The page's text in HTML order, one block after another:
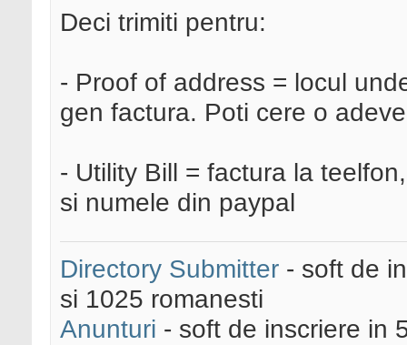
Deci trimiti pentru:
- Proof of address = locul
gen factura. Poti cere o
- Utility Bill = factura la
si numele din paypal
Directory Submitter - soft de
si 1025 romanesti
Anunturi - soft de inscriere in